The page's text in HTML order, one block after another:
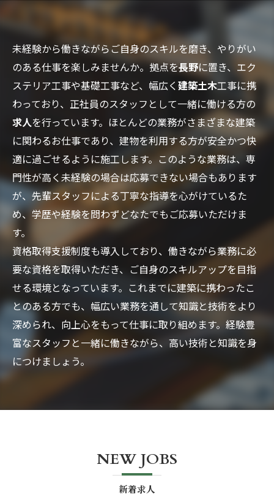
未経験から働きながらご自身のスキルを磨き、やりがい
のある仕事を楽しみませんか。拠点を長野に置き、エク
ステリア工事や基礎工事など、幅広く建築土木工事に携
わっており、正社員のスタッフとして一緒に働ける方の
求人を行っています。ほとんどの業務がさまざまな建築
に関わるお仕事であり、建物を利用する方が安全かつ快
適に過ごせるように施工します。このような業務は、専
門性が高く未経験の場合は応募できない場合もあります
が、先輩スタッフによる丁寧な指導を心がけているた
め、学歴や経験を問わずどなたでもご応募いただけま
す。
資格取得支援制度も導入しており、働きながら業務に必
要な資格を取得いただき、ご自身のスキルアップを目指
せる環境となっています。これまでに建築に携わったこ
とのある方でも、幅広い業務を通して知識と技術をより
深められ、向上心をもって仕事に取り組めます。経験豊
富なスタッフと一緒に働きながら、高い技術と知識を身
につけましょう。
新着求人
NEW JOBS